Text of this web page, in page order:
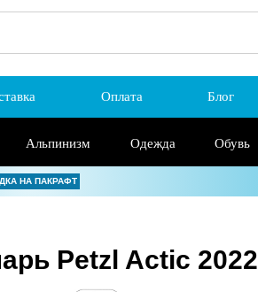
Оплата Блог
Альпинизм Одежда Обувь
НА ПАКРАФТ
Petzl Actic 2022